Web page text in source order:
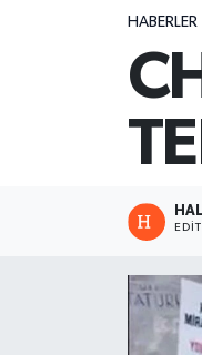
HABERLER
Süper Lig Puan
Tüm Manşetler
Son Dakika
Haber Arşivi